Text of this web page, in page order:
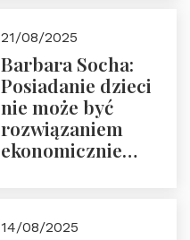
Nowego
Ćwierćwiecza”
21/08/2025
Barbara Socha:
Posiadanie dzieci
nie może być
rozwiązaniem
ekonomicznie
14/08/2025